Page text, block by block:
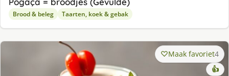
Brood & beleg Taarten, koek & gebak
Maak favoriet4
👍